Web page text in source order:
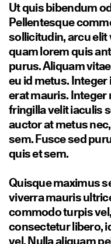
Ut quis bibendum
Pellentesque
sollicitudin, arcu
quam lorem quis
purus. Aliquam
eu id metus. Integer
erat mauris.
fringilla velit iaculis
auctor at metus
sem. Fusce sed
quis et sem.
Quisque maximus
viverra mauris
commodo turpis
consectetur libero,